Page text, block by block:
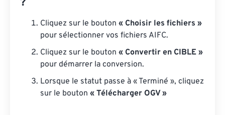
Cliquez sur le bouton « Choisir les fichiers »
pour sélectionner vos fichiers AIFC.
Cliquez sur le bouton « Convertir en CIBLE »
pour démarrer la conversion.
Lorsque le statut passe à « Terminé », cliquez
sur le bouton « Télécharger OGV »